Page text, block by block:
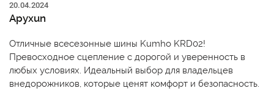
20.04.2024
Apyxun
Отличные всесезонные шины Kumho KRD02!
Превосходное сцепление с дорогой и уверенность в
любых условиях. Идеальный выбор для владельцев
внедорожников, которые ценят комфорт и безопасность.